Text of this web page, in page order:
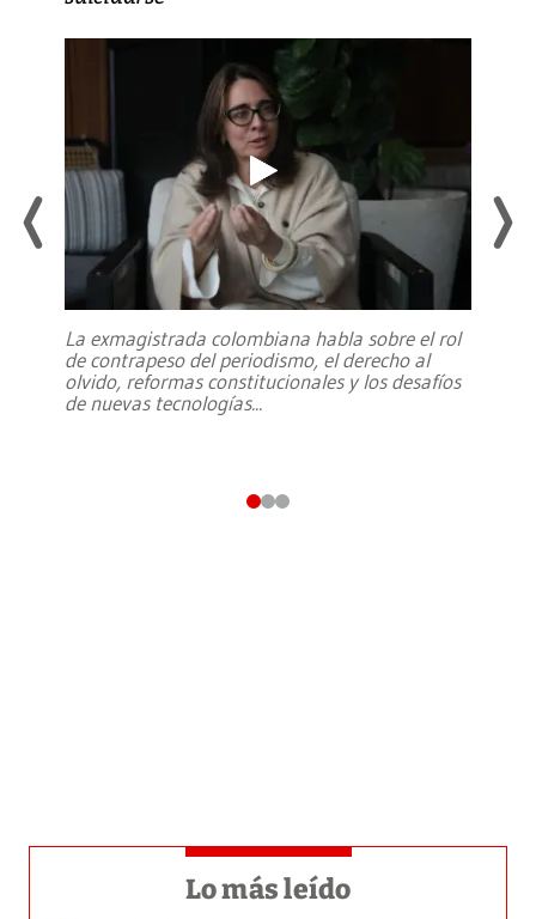
La exmagistrada colombiana habla sobre el rol
de contrapeso del periodismo, el derecho al
olvido, reformas constitucionales y los desafíos
de nuevas tecnologías...
Lo más leído